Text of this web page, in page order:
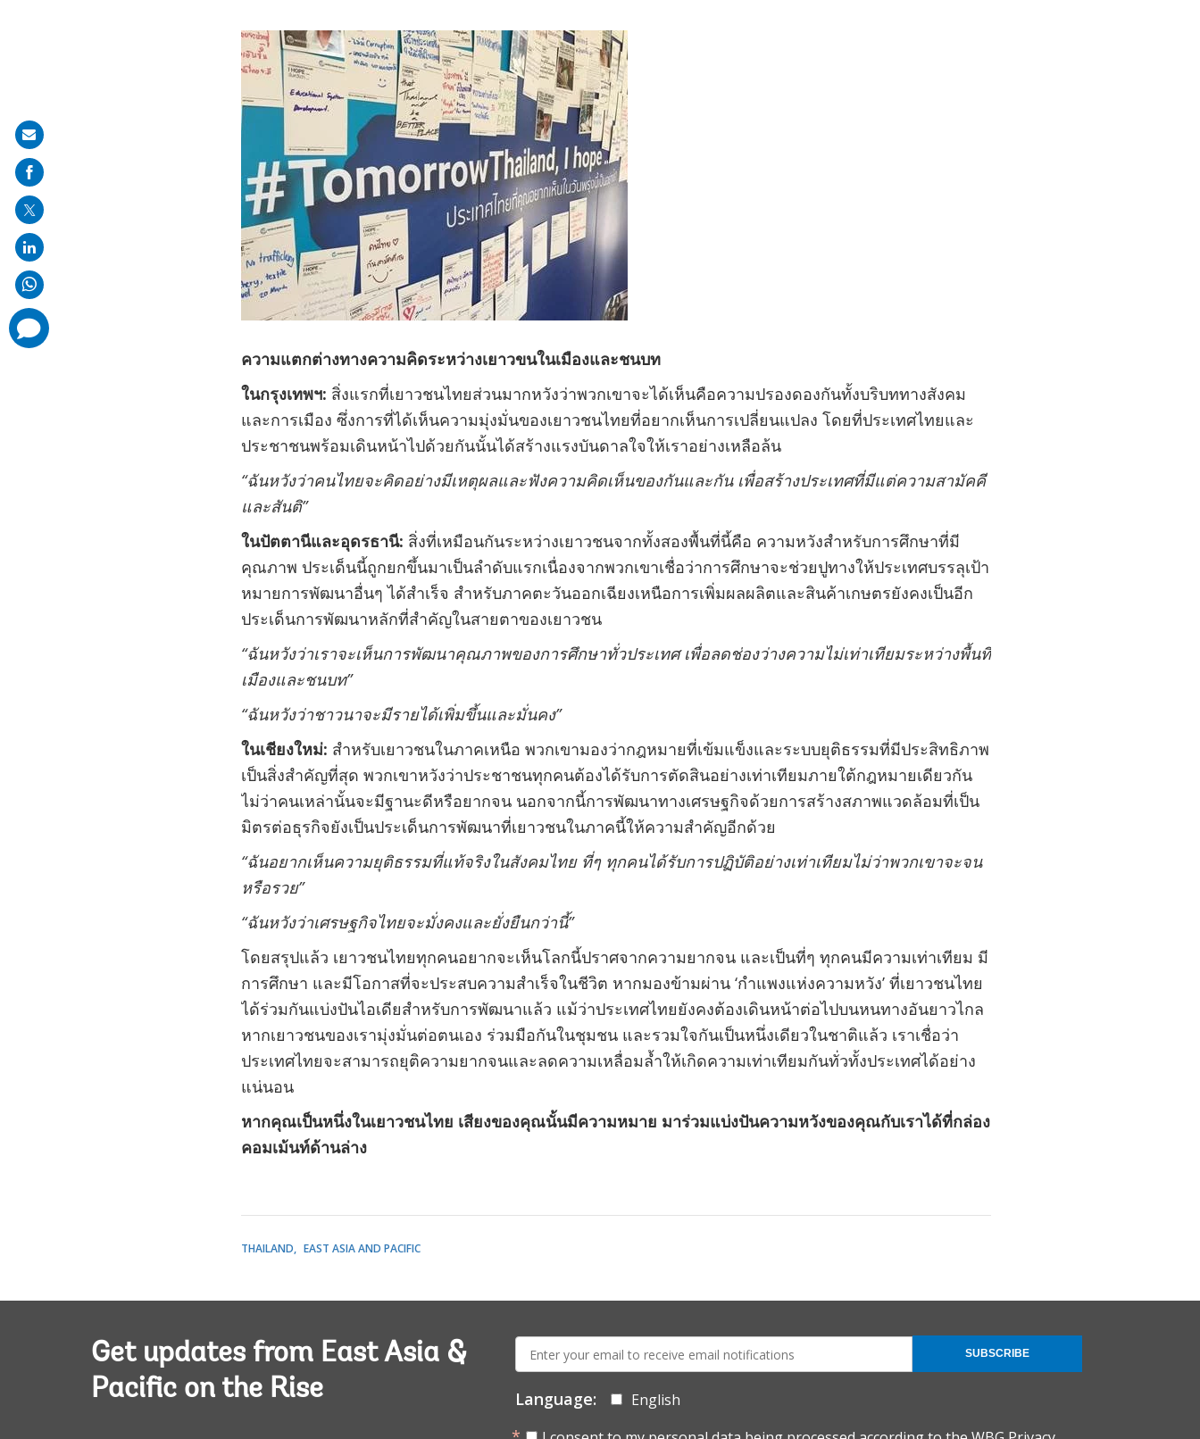
ความแตกต่างทางความคิดระหว่างเยาวขนในเมืองและชนบท
ในกรุงเทพฯ: สิ่งแรกที่เยาวชนไทยส่วนมากหวังว่าพวกเขาจะได้เห็นคือความปรองดองกันทั้งบริบททางสังคม
และการเมือง ซึ่งการที่ได้เห็นความมุ่งมั่นของเยาวชนไทยที่อยากเห็นการเปลี่ยนแปลง โดยที่ประเทศไทยและ
ประชาชนพร้อมเดินหน้าไปด้วยกันนั้นได้สร้างแรงบันดาลใจให้เราอย่างเหลือล้น
“ฉันหวังว่าคนไทยจะคิดอย่างมีเหตุผลและฟังความคิดเห็นของกันและกัน เพื่อสร้างประเทศที่มีแต่ความสามัคคี
และสันติ”
ในปัตตานีและอุดรธานี: สิ่งที่เหมือนกันระหว่างเยาวชนจากทั้งสองพื้นที่นี้คือ ความหวังสำหรับการศึกษาที่มี
คุณภาพ ประเด็นนี้ถูกยกขึ้นมาเป็นลำดับแรกเนื่องจากพวกเขาเชื่อว่าการศึกษาจะช่วยปูทางให้ประเทศบรรลุเป้า
หมายการพัฒนาอื่นๆ ได้สำเร็จ สำหรับภาคตะวันออกเฉียงเหนือการเพิ่มผลผลิตและสินค้าเกษตรยังคงเป็นอีก
ประเด็นการพัฒนาหลักที่สำคัญในสายตาของเยาวชน
“ฉันหวังว่าเราจะเห็นการพัฒนาคุณภาพของการศึกษาทั่วประเทศ เพื่อลดช่องว่างความไม่เท่าเทียมระหว่างพื้นที่
เมืองและชนบท”
“ฉันหวังว่าชาวนาจะมีรายได้เพิ่มขึ้นและมั่นคง”
ในเชียงใหม่: สำหรับเยาวชนในภาคเหนือ พวกเขามองว่ากฎหมายที่เข้มแข็งและระบบยุติธรรมที่มีประสิทธิภาพ
เป็นสิ่งสำคัญที่สุด พวกเขาหวังว่าประชาชนทุกคนต้องได้รับการตัดสินอย่างเท่าเทียมภายใต้กฎหมายเดียวกัน
ไม่ว่าคนเหล่านั้นจะมีฐานะดีหรือยากจน นอกจากนี้การพัฒนาทางเศรษฐกิจด้วยการสร้างสภาพแวดล้อมที่เป็น
มิตรต่อธุรกิจยังเป็นประเด็นการพัฒนาที่เยาวชนในภาคนี้ให้ความสำคัญอีกด้วย
“ฉันอยากเห็นความยุติธรรมที่แท้จริงในสังคมไทย ที่ๆ ทุกคนได้รับการปฏิบัติอย่างเท่าเทียมไม่ว่าพวกเขาจะจน
หรือรวย”
“ฉันหวังว่าเศรษฐกิจไทยจะมั่งคงและยั่งยืนกว่านี้”
โดยสรุปแล้ว เยาวชนไทยทุกคนอยากจะเห็นโลกนี้ปราศจากความยากจน และเป็นที่ๆ ทุกคนมีความเท่าเทียม มี
การศึกษา และมีโอกาสที่จะประสบความสำเร็จในชีวิต หากมองข้ามผ่าน ‘กำแพงแห่งความหวัง’ที่เยาวชนไทย
ได้ร่วมกันแบ่งปันไอเดียสำหรับการพัฒนาแล้ว แม้ว่าประเทศไทยยังคงต้องเดินหน้าต่อไปบนหนทางอันยาวไกล
หากเยาวชนของเรามุ่งมั่นต่อตนเอง ร่วมมือกันในชุมชน และรวมใจกันเป็นหนึ่งเดียวในชาติแล้ว เราเชื่อว่า
ประเทศไทยจะสามารถยุติความยากจนและลดความเหลื่อมล้ำให้เกิดความเท่าเทียมกันทั่วทั้งประเทศได้อย่าง
แน่นอน
หากคุณเป็นหนึ่งในเยาวชนไทย เสียงของคุณนั้นมีความหมาย มาร่วมแบ่งปันความหวังของคุณกับเราได้ที่กล่อง
คอมเม้นท์ด้านล่าง
THAILAND EAST ASIA AND PACIFIC
Get updates from East Asia &
Pacific on the Rise
mail:
Language:
English
SUBSCRIBE
Share
on
mail
comments
added